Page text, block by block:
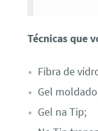
Técnicas que
Fibra de
Gel
Gel na Tip;